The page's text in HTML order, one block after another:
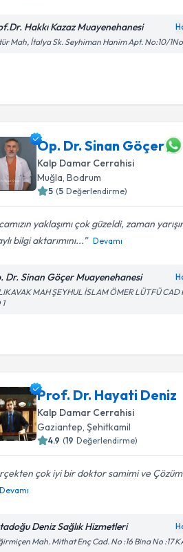
Hakkı Kazaz Muayenehanesi
Mah, İtalya Sk. Seyhiman Hanim Apt. No:10/
Op. Dr. Sinan Göçer
Kalp Damar Cerrahisi
Muğla,Bodrum
5 (5 Değerlendirme)
yaklaşımı çok güzeldi, zaman
bilgi aktarımını...
Devamı
Dr. Sinan Göçer Muayenehanesi
MAH ŞEYHUL İSLAM ÖMER LÜTFÜ CAD
Prof. Dr. Hayati Deniz
Kalp Damar Cerrahisi
Gaziantep ,Şehitkamil
4.9 (19 Değerlendirme)
çok iyi bir doktor samimi ve Çözüm
Devamı
Deniz Sağlık Hizmetleri
Mah. Mithat Enç Cad. No :16 Bina No :17